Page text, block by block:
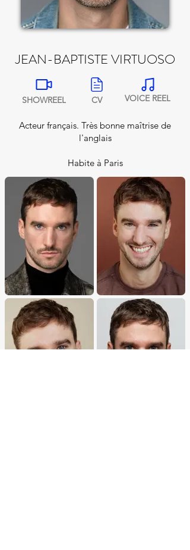
JEAN-BAPTISTE VIRTUOSO
SHOWREEL CV VOICE REEL
Acteur français. Très bonne maîtrise de
l'anglais
Habite à Paris